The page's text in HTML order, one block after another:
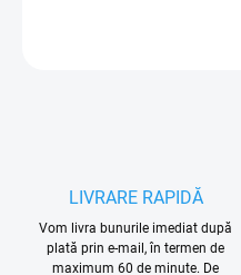
LIVRARE RAPIDĂ
Vom livra bunurile imediat după
plată prin e-mail, în termen de
maximum 60 de minute. De